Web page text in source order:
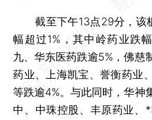
截至下午13点29分，该
幅超过1%，其中岭药业跌
九、华东医药跌逾5%，佛慈
药业、上海凯宝、誉衡药业
等跌逾4%。与此同时，华神
中、中珠控股、丰原药业、